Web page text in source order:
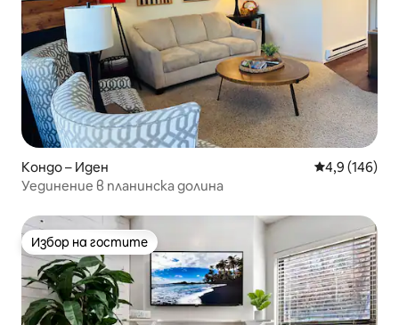
Кондо – Иден Средна
4,9 (146)
Уединение в планинска долина
Избор на гостите
Избор на гостите